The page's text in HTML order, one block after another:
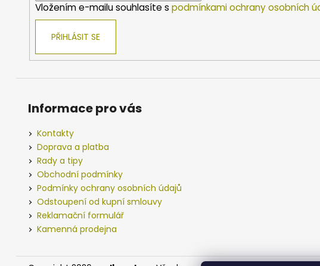
Vložením e-mailu souhlasíte s podmínkami ochrany osobních
PŘIHLÁSIT SE
Informace pro vás
Kontakty
Doprava a platba
Rady a tipy
Obchodní podmínky
Podmínky ochrany osobních údajů
Odstoupení od kupní smlouvy
Reklamační formulář
Kamenná prodejna